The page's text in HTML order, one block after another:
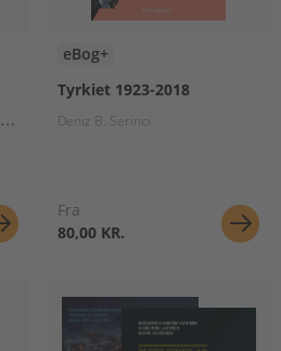
Anders Ellegaard Pedersen
eBog+
Tyrkiet 1923-2018
Deniz B. Serinci
Fra
80,00 KR.